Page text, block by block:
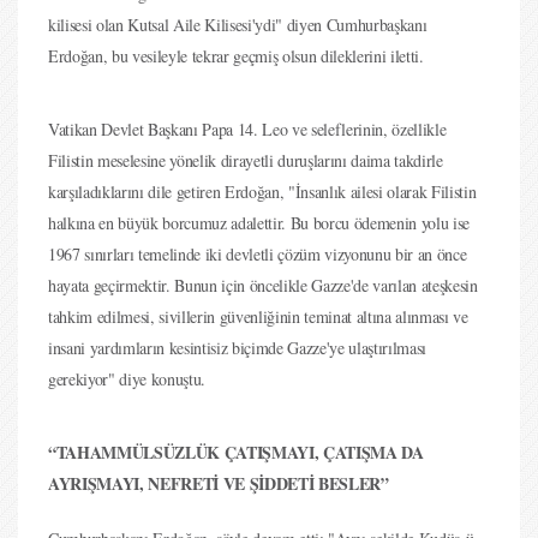
kilisesi olan Kutsal Aile Kilisesi'ydi" diyen Cumhurbaşkanı
Erdoğan, bu vesileyle tekrar geçmiş olsun dileklerini iletti.
Vatikan Devlet Başkanı Papa 14. Leo ve seleflerinin, özellikle
Filistin meselesine yönelik dirayetli duruşlarını daima takdirle
karşıladıklarını dile getiren Erdoğan, "İnsanlık ailesi olarak Filistin
halkına en büyük borcumuz adalettir. Bu borcu ödemenin yolu ise
1967 sınırları temelinde iki devletli çözüm vizyonunu bir an önce
hayata geçirmektir. Bunun için öncelikle Gazze'de varılan ateşkesin
tahkim edilmesi, sivillerin güvenliğinin teminat altına alınması ve
insani yardımların kesintisiz biçimde Gazze'ye ulaştırılması
gerekiyor" diye konuştu.
“TAHAMMÜLSÜZLÜK ÇATIŞMAYI, ÇATIŞMA DA
AYRIŞMAYI, NEFRETİ VE ŞİDDETİ BESLER”